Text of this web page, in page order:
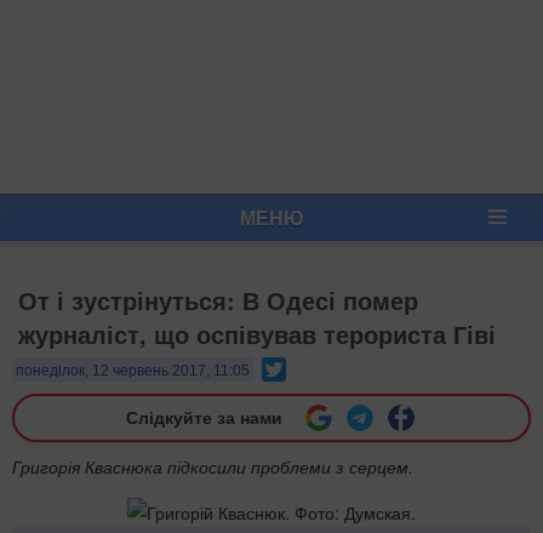
МЕНЮ
От і зустрінуться: В Одесі помер
журналіст, що оспівував терориста Гіві
понеділок, 12 червень 2017, 11:05
Слідкуйте за нами
Григорія Кваснюка підкосили проблеми з серцем.